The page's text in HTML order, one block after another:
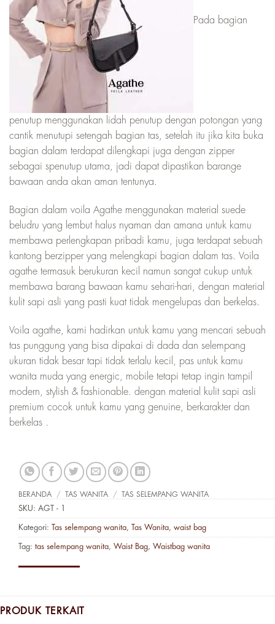
Pada bagian
penutup menggunakan lidah penutup dengan potongan yang
cantik menutupi setengah bagian tas, setelah itu jika kita buka
bagian dalam terdapat dilengkapi juga dengan zipper
sebagai spenutup utama, jadi dapat dipastikan barange
bawaan anda akan aman tentunya.
Bagian dalam voila Agathe menggunakan material suede
beludru yang lembut halus nyaman dan amana untuk kamu
membawa perlengkapan pribadi kamu, juga terdapat sebuah
kantong berzipper yang melengkapi bagian dalam tas. Voila
agathe termasuk berukuran kecil namun sangat cukup untuk
membawa barang bawaan kamu sehari-hari, dengan material
kulit sapi asli yang pasti kuat tidak mengelupas dan berkelas.
Voila agathe, kami hadirkan untuk kamu yang mencari sebuah
tas punggung yang bisa dipakai di dada dan selempang
ukuran tidak besar tapi tidak terlalu kecil, pas untuk kamu
wanita muda yang energic, mobile tetapi tetap ingin tampil
modern, stylish & fashionable. dengan material kulit sapi asli
premium cocok untuk kamu yang genuine, berkarakter dan
berkelas .
BERANDA / TAS WANITA / TAS SELEMPANG WANITA
SKU: AGT - 1
Kategori: Tas selempang wanita, Tas Wanita, waist bag
Tag: tas selempang wanita, Waist Bag, Waistbag wanita
PRODUK TERKAIT